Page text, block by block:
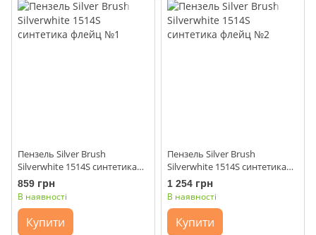
Пензель Silver Brush
Silverwhite 1514S синтетика
флейц №1
859 грн
В наявності
Купити
Пензель Silver Brush
Silverwhite 1514S синтетика
флейц №2
1 254 грн
В наявності
Купити